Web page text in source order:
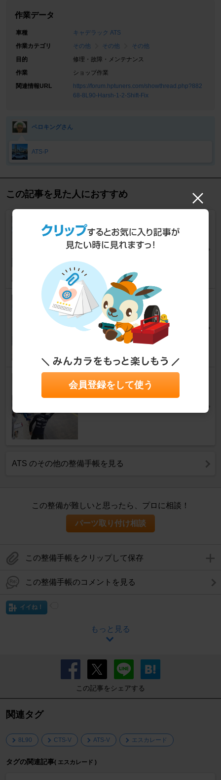
作業データ
車種
キャデラック ATS
作業カテゴリ
その他 その他
その他
目的
修理・故障・メンテナンス
作業
ショップ作業
関連情報URL
https://forum.hptuners.com/showthread.php?882
68-8L90-Harsh-1-2-Shift-Fix
ペロキングさん
ATS-P
この記事を見た人におすすめ
ATS
acbcさん
MICHELIN PILOT SPORT 4S
ATS
acbcさん
16
サーキットを走る際に準備した
い装備
ATS のその他の整備手帳を見る
この整備が難しいと思ったら、プロに相談！
パーツ取り付け相談
この整備手帳をクリップして保存
この整備手帳のコメントを見る
イイね！
もっと見る
この記事をシェアする
関連タグ
8L90 CTS-V ATS-V エスカレード
タグの関連記事( エスカレード )
会員登録をして使う